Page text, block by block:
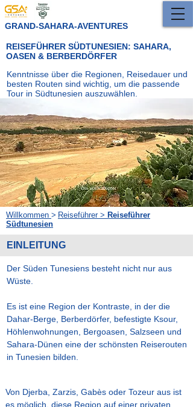
GRAND-SAHARA-AVENTURES
REISEFÜHRER SÜDTUNESIEN: SAHARA,
OASEN & BERBERDÖRFER
Kenntnisse über die Regionen, Reisedauer und
besten Routen sind wichtig, um die passende
Tour in Südtunesien auszuwählen.
Willkommen > Reiseführer > Reiseführer
Südtunesien
EINLEITUNG
Der Süden Tunesiens besteht nicht nur aus
Wüste.
Es ist eine Region der Kontraste, in der die
Dahar-Berge, Berberdörfer, befestigte Ksour,
Höhlenwohnungen, Bergoasen, Salzseen und
Sahara-Dünen eine der schönsten Reiserouten
in Tunesien bilden.
Von Djerba, Zarzis, Gabès oder Tozeur aus ist
es möglich, diese Region auf einer privaten